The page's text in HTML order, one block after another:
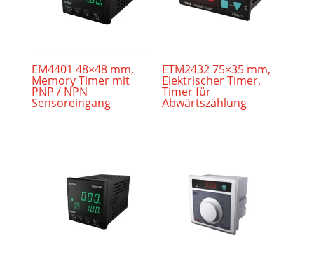
EM4401 48×48 mm,
Memory Timer mit
PNP / NPN
Sensoreingang
ETM2432 75×35 mm,
Elektrischer Timer,
Timer für
Abwärtszählung